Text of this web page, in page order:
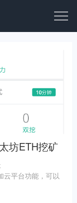
坊ETH挖矿
平台功能，可以
,感谢大家支持!日